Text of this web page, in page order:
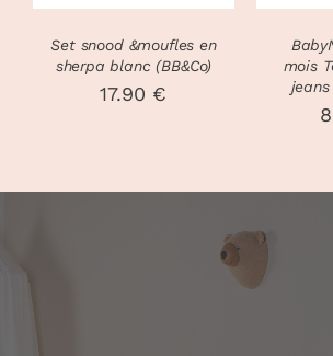
PEUVENT
ÊTRE
CHOISIES
Set snood &moufles en
sherpa blanc (BB&Co)
17.90 €
mois
jeans